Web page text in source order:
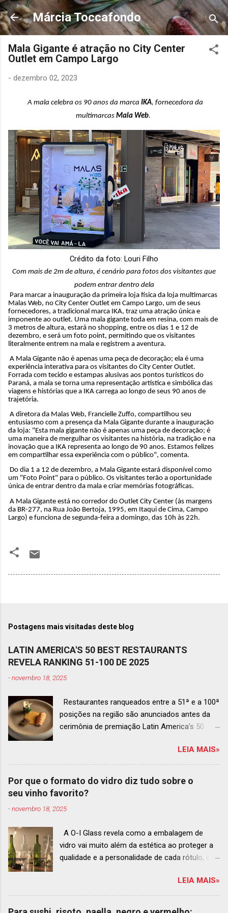
Pular para o conteúdo principal
Márcia Toccafondo
Mala Gigante é atração no City Center
Outlet em Campo Largo
- dezembro 02, 2023
A mala celebra os 90 anos da marca IKA, fornecedora da
multimarcas Mala Web.
Crédito da foto: Louri Filho
Com mais de 2m de altura, é cenário para fotos dos visitantes que
podem entrar dentro dela
Para marcar a inauguração da primeira loja física da loja multimarcas
Malas Web, no City Center Outlet em Campo Largo, um de seus
fornecedores, a tradicional marca IKA, traz uma atração única e
imponente ao outlet. Uma mala gigante toda em resina, com mais de
3 metros de altura, estará no shopping, entre os dias 1 e 12 de
dezembro, e será um foto point, permitindo que os visitantes
literalmente entrem na mala e registrem a aventura.
A Mala Gigante não é apenas uma peça de decoração; ela é uma
experiência interativa para os visitantes do City Center Outlet.
Forrada com tecido e estampas alusivas aos pontos turísticos do
Paraná, a mala se torna uma representação artística e simbólica das
viagens e histórias que a IKA carrega ao longo de seus 90 anos de
trajetória.
A diretora da Malas Web, Francielle Zuffo, compartilhou seu
entusiasmo com a presença da Mala Gigante durante a inauguração
da loja: "Esta mala gigante não é apenas uma peça de decoração; é
uma maneira de mergulhar os visitantes na história, na tradição e na
inovação que a IKA representa ao longo de 90 anos. Estamos felizes
em compartilhar essa experiência com o público", comenta.
Do dia 1 a 12 de dezembro, a Mala Gigante estará disponível como
um "Foto Point" para o público. Os visitantes terão a oportunidade
única de entrar dentro da mala e criar memórias fotográficas.
A Mala Gigante está no corredor do Outlet City Center (às margens
da BR-277, na Rua João Bertoja, 1995, em Itaqui de Cima, Campo
Largo) e funciona de segunda-feira a domingo, das 10h às 22h.
Postagens mais visitadas deste blog
LATIN AMERICA'S 50 BEST RESTAURANTS
REVELA RANKING 51-100 DE 2025
-novembro 18, 2025
Restaurantes ranqueados entre a 51ª e a 100ª
posições na região são anunciados antes da
cerimônia de premiação Latin America’s 50
de dezembro em Antígua, Guatemala
Prato do Origem, o brasileiro mais
bem ranqueado na lista estendida O Latin
America’s 50 Best Restaurants anunciou hoje a
ranqueados nas posições No.51 a No.100,em
diversificado da gastronomia de toda a região.
A lista expandida demonstra o empenho da
organização em reconhecer um espectro mais
palco para a grande revelação da premiação do
Latin America’s 50 Best Restaurants 2025,
patrocinada por S.Pellegrino & Acqua Panna,
LEIA MAIS»
Por que o formato do vidro diz tudo sobre o
seu vinho favorito?
-novembro 18, 2025
A O-I Glass revela como a embalagem de
vidro vai muito além da estética ao proteger a
qualidade e a personalidade de cada rótulo, do
O mercado brasileiro de vinhos permanece
aquecido e em franca ascensão. Enquanto o
setor global encolheu 2% entre 2019 e 2024, o
LEIA MAIS»